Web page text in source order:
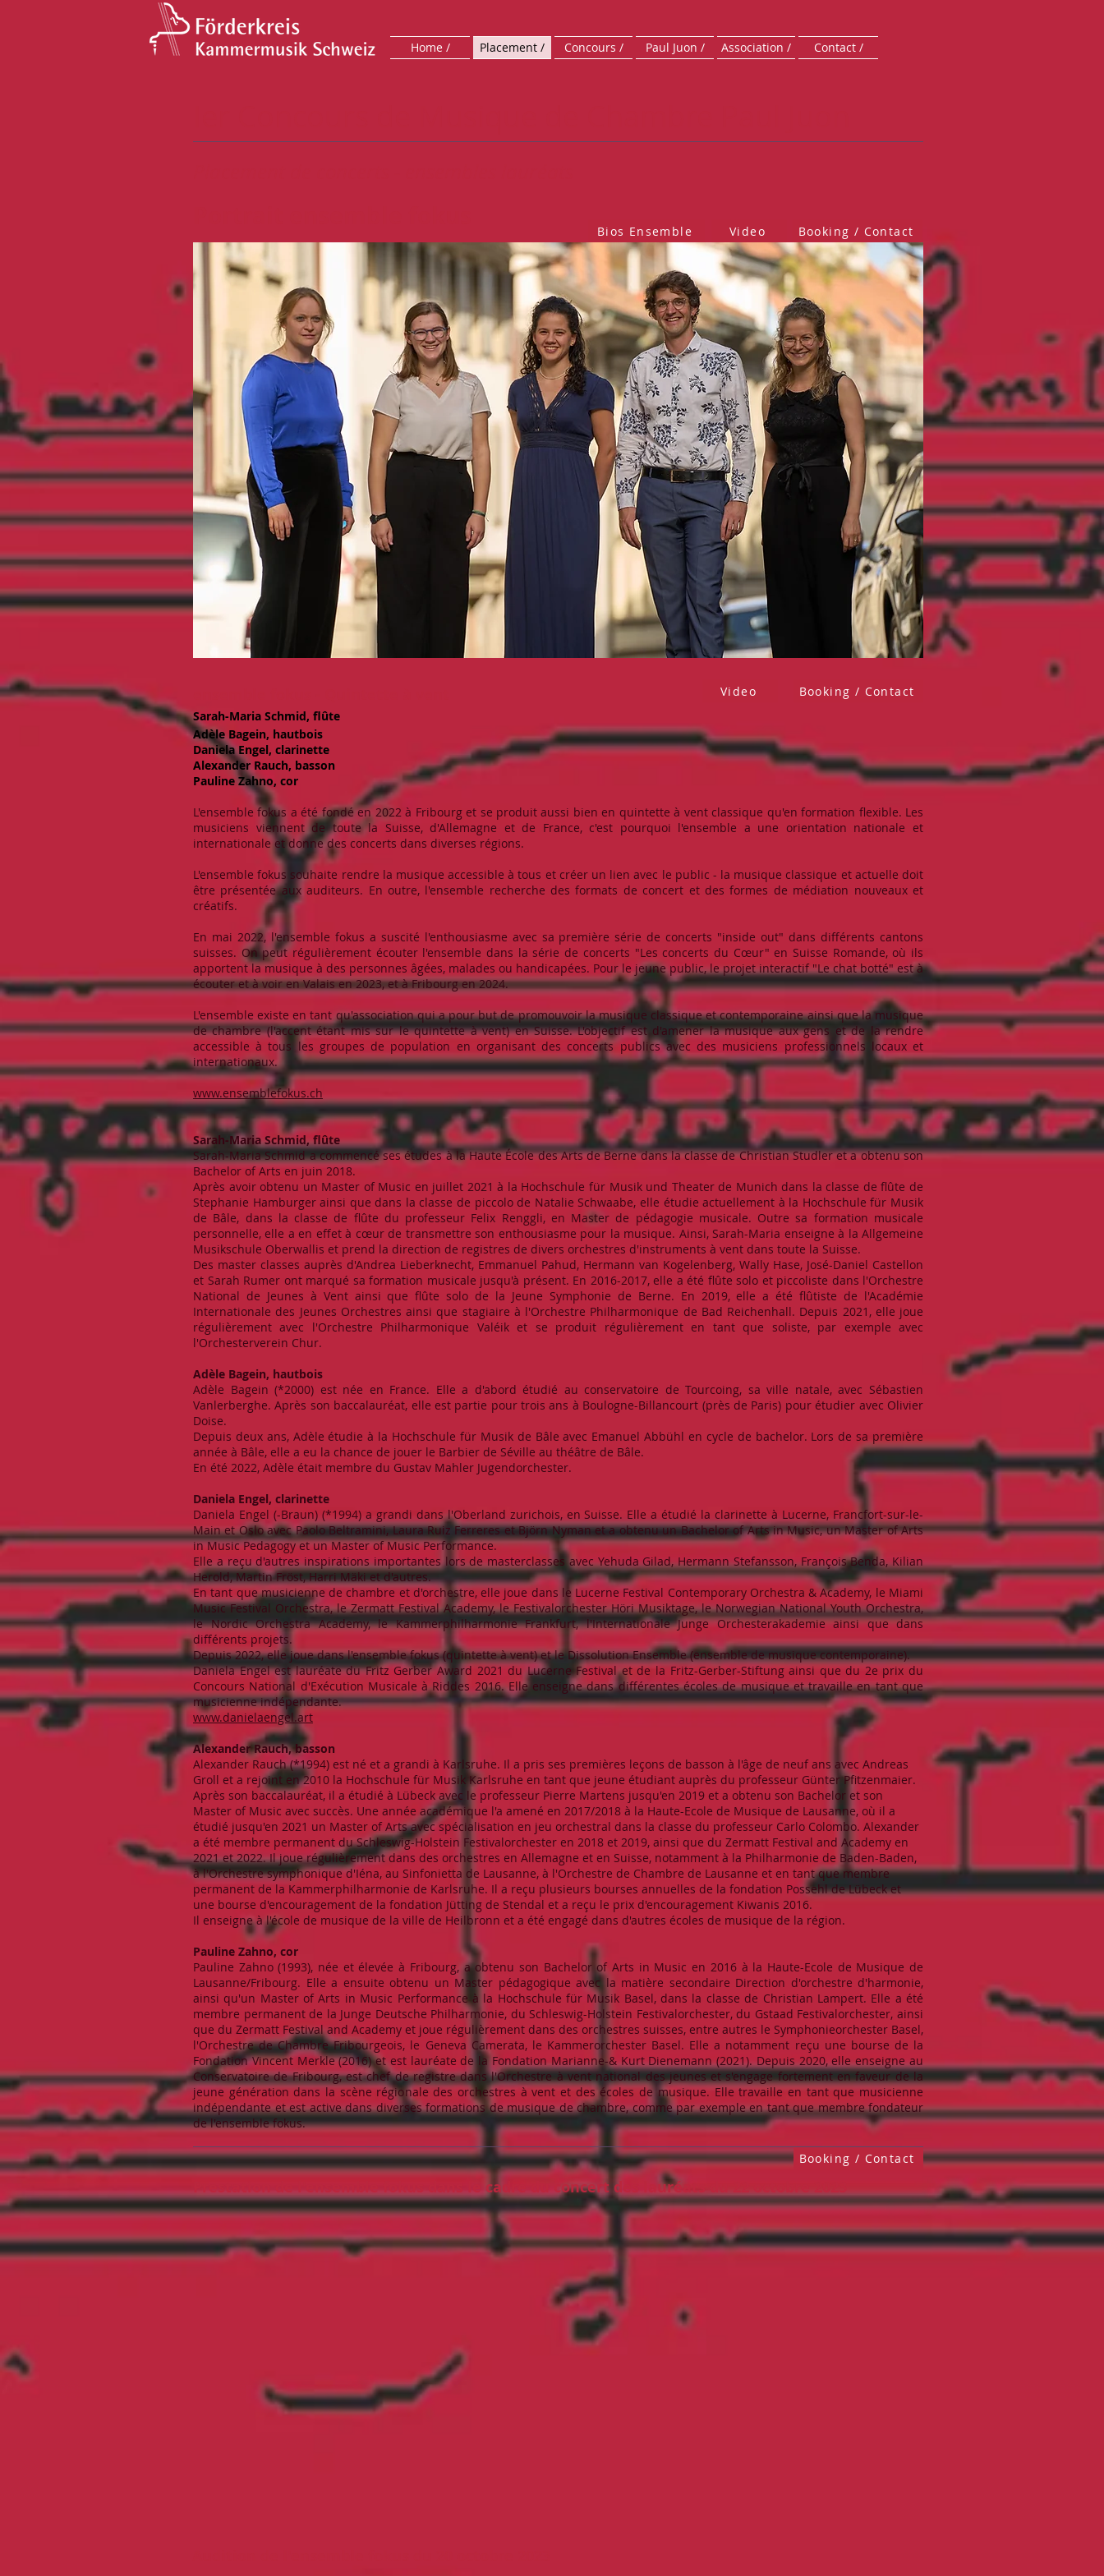
Home / Placement / Concours / Paul Juon / Association / Contact /
Bios Ensemble Booking / Contact
Video
Sarah-Maria Schmid, flûte
Adèle Bagein, hautbois
Daniela Engel, clarinette
Alexander Rauch, basson
Pauline Zahno, cor
L'ensemble fokus a été fondé en 2022 à Fribourg et se produit aussi bien en quintette à vent classique qu'en formation flexible. Les
musiciens viennent de toute la Suisse, d'Allemagne et de France, c'est pourquoi l'ensemble a une orientation nationale et
internationale et donne des concerts dans diverses régions.
L'ensemble fokus souhaite rendre la musique accessible à tous et créer un lien avec le public - la musique classique et actuelle doit
être présentée aux auditeurs. En outre, l'ensemble recherche des formats de concert et des formes de médiation nouveaux et
créatifs.
En mai 2022, l'ensemble fokus a suscité l'enthousiasme avec sa première série de concerts "inside out" dans différents cantons
suisses. On peut régulièrement écouter l'ensemble dans la série de concerts "Les concerts du Cœur" en Suisse Romande, où ils
apportent la musique à des personnes âgées, malades ou handicapées. Pour le jeune public, le projet interactif "Le chat botté" est à
écouter et à voir en Valais en 2023, et à Fribourg en 2024.
L'ensemble existe en tant qu'association qui a pour but de promouvoir la musique classique et contemporaine ainsi que la musique
de chambre (l'accent étant mis sur le quintette à vent) en Suisse. L'objectif est d'amener la musique aux gens et de la rendre
accessible à tous les groupes de population en organisant des concerts publics avec des musiciens professionnels locaux et
internationaux.
www.ensemblefokus.ch
Sarah-Maria Schmid, flûte
Sarah-Maria Schmid a commencé ses études à la Haute École des Arts de Berne dans la classe de Christian Studler et a obtenu son
Bachelor of Arts en juin 2018.
Après avoir obtenu un Master of Music en juillet 2021 à la Hochschule für Musik und Theater de Munich dans la classe de flûte de
Stephanie Hamburger ainsi que dans la classe de piccolo de Natalie Schwaabe, elle étudie actuellement à la Hochschule für Musik
de Bâle, dans la classe de flûte du professeur Felix Renggli, en Master de pédagogie musicale. Outre sa formation musicale
personnelle, elle a en effet à cœur de transmettre son enthousiasme pour la musique. Ainsi, Sarah-Maria enseigne à la Allgemeine
Musikschule Oberwallis et prend la direction de registres de divers orchestres d'instruments à vent dans toute la Suisse.
Des master classes auprès d'Andrea Lieberknecht, Emmanuel Pahud, Hermann van Kogelenberg, Wally Hase, José-Daniel Castellon
et Sarah Rumer ont marqué sa formation musicale jusqu'à présent. En 2016-2017, elle a été flûte solo et piccoliste dans l'Orchestre
National de Jeunes à Vent ainsi que flûte solo de la Jeune Symphonie de Berne. En 2019, elle a été flûtiste de l'Académie
Internationale des Jeunes Orchestres ainsi que stagiaire à l'Orchestre Philharmonique de Bad Reichenhall. Depuis 2021, elle joue
régulièrement avec l'Orchestre Philharmonique Valéik et se produit régulièrement en tant que soliste, par exemple avec
l'Orchesterverein Chur.
Adèle Bagein, hautbois
Adèle Bagein (*2000) est née en France. Elle a d'abord étudié au conservatoire de Tourcoing, sa ville natale, avec Sébastien
Vanlerberghe. Après son baccalauréat, elle est partie pour trois ans à Boulogne-Billancourt (près de Paris) pour étudier avec Olivier
Doise.
Depuis deux ans, Adèle étudie à la Hochschule für Musik de Bâle avec Emanuel Abbühl en cycle de bachelor. Lors de sa première
année à Bâle, elle a eu la chance de jouer le Barbier de Séville au théâtre de Bâle.
En été 2022, Adèle était membre du Gustav Mahler Jugendorchester.
Daniela Engel, clarinette
Daniela Engel (-Braun) (*1994) a grandi dans l'Oberland zurichois, en Suisse. Elle a étudié la clarinette à Lucerne, Francfort-sur-le-
Main et Oslo avec Paolo Beltramini, Laura Ruiz Ferreres et Björn Nyman et a obtenu un Bachelor of Arts in Music, un Master of Arts
in Music Pedagogy et un Master of Music Performance.
Elle a reçu d'autres inspirations importantes lors de masterclasses avec Yehuda Gilad, Hermann Stefansson, François Benda, Kilian
Herold, Martin Fröst, Harri Mäki et d'autres.
En tant que musicienne de chambre et d'orchestre, elle joue dans le Lucerne Festival Contemporary Orchestra & Academy, le Miami
Music Festival Orchestra, le Zermatt Festival Academy, le Festivalorchester Höri Musiktage, le Norwegian National Youth Orchestra,
le Nordic Orchestra Academy, le Kammerphilharmonie Frankfurt, l'Internationale Junge Orchesterakademie ainsi que dans
différents projets.
Depuis 2022, elle joue dans l'ensemble fokus (quintette à vent) et le Dissolution Ensemble (ensemble de musique contemporaine).
Daniela Engel est lauréate du Fritz Gerber Award 2021 du Lucerne Festival et de la Fritz-Gerber-Stiftung ainsi que du 2e prix du
Concours National d'Exécution Musicale à Riddes 2016. Elle enseigne dans différentes écoles de musique et travaille en tant que
musicienne indépendante.
www.danielaengel.art
Alexander Rauch, basson
Alexander Rauch (*1994) est né et a grandi à Karlsruhe. Il a pris ses premières leçons de basson à l'âge de neuf ans avec Andreas
Groll et a rejoint en 2010 la Hochschule für Musik Karlsruhe en tant que jeune étudiant auprès du professeur Günter Pfitzenmaier.
Après son baccalauréat, il a étudié à Lübeck avec le professeur Pierre Martens jusqu'en 2019 et a obtenu son Bachelor et son
Master of Music avec succès. Une année académique l'a amené en 2017/2018 à la Haute-Ecole de Musique de Lausanne, où il a
étudié jusqu'en 2021 un Master of Arts avec spécialisation en jeu orchestral dans la classe du professeur Carlo Colombo. Alexander
a été membre permanent du Schleswig-Holstein Festivalorchester en 2018 et 2019, ainsi que du Zermatt Festival and Academy en
2021 et 2022. Il joue régulièrement dans des orchestres en Allemagne et en Suisse, notamment à la Philharmonie de Baden-Baden,
à l'Orchestre symphonique d'Iéna, au Sinfonietta de Lausanne, à l'Orchestre de Chambre de Lausanne et en tant que membre
permanent de la Kammerphilharmonie de Karlsruhe. Il a reçu plusieurs bourses annuelles de la fondation Possehl de Lübeck et
une bourse d'encouragement de la fondation Jütting de Stendal et a reçu le prix d'encouragement Kiwanis 2016.
Il enseigne à l'école de musique de la ville de Heilbronn et a été engagé dans d'autres écoles de musique de la région.
Pauline Zahno, cor
Pauline Zahno (1993), née et élevée à Fribourg, a obtenu son Bachelor of Arts in Music en 2016 à la Haute-Ecole de Musique de
Lausanne/Fribourg. Elle a ensuite obtenu un Master pédagogique avec la matière secondaire Direction d'orchestre d'harmonie,
ainsi qu'un Master of Arts in Music Performance à la Hochschule für Musik Basel, dans la classe de Christian Lampert. Elle a été
membre permanent de la Junge Deutsche Philharmonie, du Schleswig-Holstein Festivalorchester, du Gstaad Festivalorchester, ainsi
que du Zermatt Festival and Academy et joue régulièrement dans des orchestres suisses, entre autres le Symphonieorchester Basel,
l'Orchestre de Chambre Fribourgeois, le Geneva Camerata, le Kammerorchester Basel. Elle a notamment reçu une bourse de la
Fondation Vincent Merkle (2016) et est lauréate de la Fondation Marianne-& Kurt Dienemann (2021). Depuis 2020, elle enseigne au
Conservatoire de Fribourg, est chef de registre dans l'Orchestre à vent national des jeunes et s'engage fortement en faveur de la
jeune génération dans la scène régionale des orchestres à vent et des écoles de musique. Elle travaille en tant que musicienne
indépendante et est active dans diverses formations de musique de chambre, comme par exemple en tant que membre fondateur
de l'ensemble fokus.
Video Booking / Contact
Booking / Contact
Prestation de l'ensemble fokus dans le cadre du concert des lauréats du 22 octobre 2023